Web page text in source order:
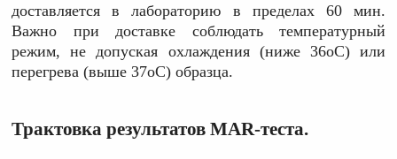
доставляется в лабораторию в пределах 60 мин.
Важно при доставке соблюдать температурный
режим, не допуская охлаждения (ниже 36оС) или
перегрева (выше 37оС) образца.
Трактовка результатов MAR-теста.